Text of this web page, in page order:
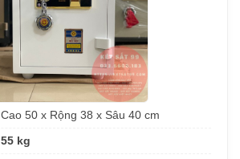
Cao 50 x Rộng 38 x Sâu 40 cm
55 kg